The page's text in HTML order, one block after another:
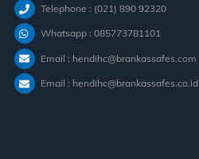
Telephone : (021) 890 92320
Whatsapp : 085773781101
Email : hendihc@brankassafes.com
Email : hendihc@brankassafes.co.id